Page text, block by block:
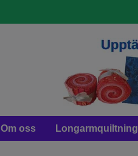
Om oss Longarmquiltning